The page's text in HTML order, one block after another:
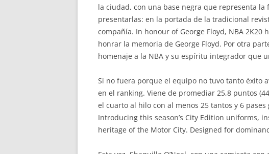
la ciudad, con una base negra que representa
presentarlas: en la portada de la tradicional
compañía. In honour of George Floyd, NBA
honrar la memoria de George Floyd. Por otra
homenaje a la NBA y su espíritu integrador que
Si no fuera porque el equipo no tuvo tanto éxito
en el ranking. Viene de promediar 25,8 puntos
el cuarto al hilo con al menos 25 tantos y 6
Introducing this season’s City Edition uniforms,
heritage of the Motor City. Designed for